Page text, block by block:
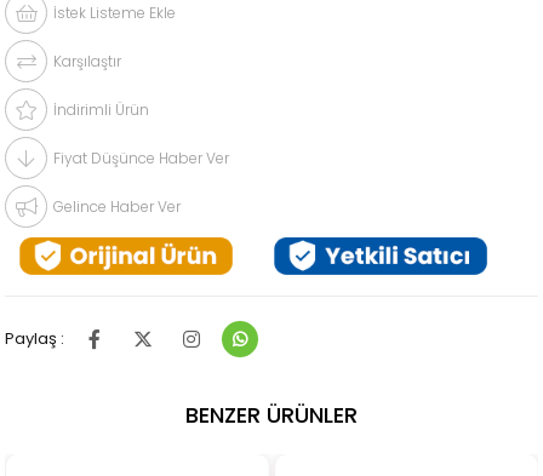
İstek Listeme Ekle
Karşılaştır
İndirimli Ürün
Fiyat Düşünce Haber Ver
Gelince Haber Ver
Paylaş :
BENZER ÜRÜNLER